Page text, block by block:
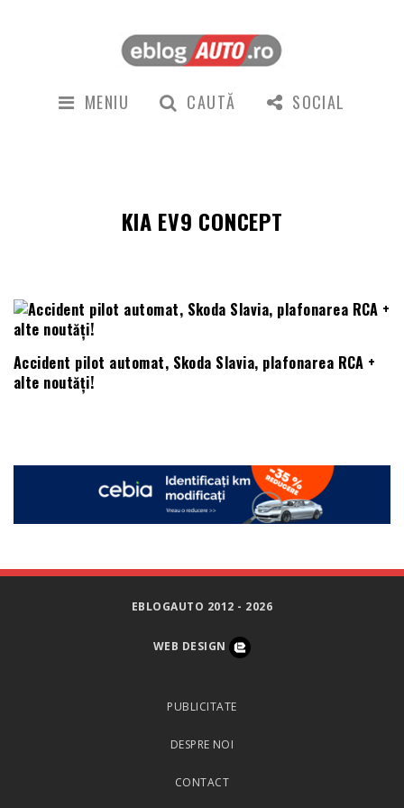
MENIU CAUTĂ SOCIAL
KIA EV9 CONCEPT
Accident pilot automat, Skoda Slavia, plafonarea RCA +
alte noutăți!
EBLOGAUTO 2012 - 2026
WEB DESIGN
PUBLICITATE
DESPRE NOI
CONTACT